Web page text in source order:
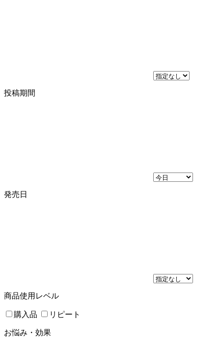
投稿期間
発売日
商品使用レベル
購入品 リピート
お悩み・効果